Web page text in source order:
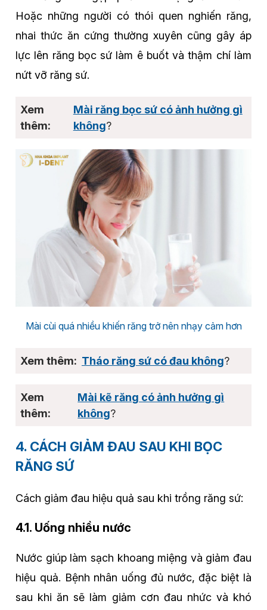
Hoặc những người có thói quen nghiến răng,
nhai thức ăn cứng thường xuyên cũng gây áp
lực lên răng bọc sứ làm ê buốt và thậm chí làm
nứt vỡ răng sứ.
Mài răng bọc sứ có ảnh hưởng gì
không?
Mài cùi quá nhiều khiến răng trở nên nhạy cảm hơn
Tháo răng sứ có đau không?
Mài kẽ răng có ảnh hưởng gì
không?
4. CÁCH GIẢM ĐAU SAU KHI BỌC
RĂNG SỨ
Cách giảm đau hiệu quả sau khi trồng răng sứ:
4.1. Uống nhiều nước
Nước giúp làm sạch khoang miệng và giảm đau
hiệu quả. Bệnh nhân uống đủ nước, đặc biệt là
sau khi ăn sẽ làm giảm cơn đau nhức và khó